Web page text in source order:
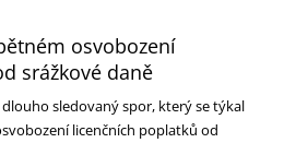
osvobození
srážkové daně
sledovaný spor, který se týkal
licenčních poplatků od